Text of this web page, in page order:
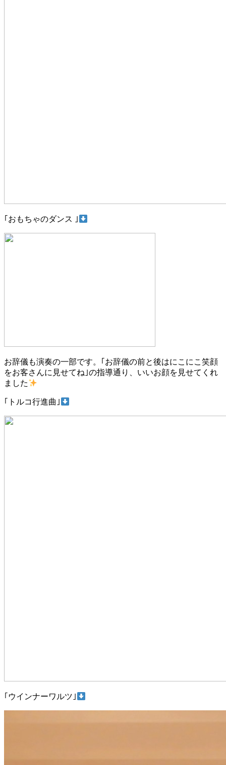
｢おもちゃのダンス ｣
お辞儀も演奏の一部です。｢お辞儀の前と後はにこにこ笑顔
をお客さんに見せてね｣の指導通り、いいお顔を見せてくれ
ました
｢トルコ行進曲｣
｢ウインナーワルツ｣